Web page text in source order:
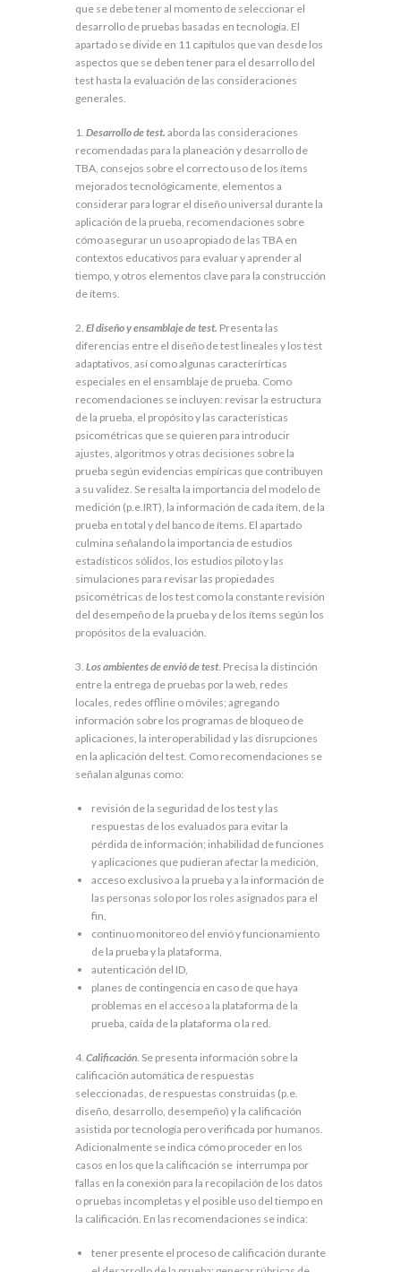
que se debe tener al momento de seleccionar el
desarrollo de pruebas basadas en tecnología. El
apartado se divide en 11 capítulos que van desde los
aspectos que se deben tener para el desarrollo del
test hasta la evaluación de las consideraciones
generales.
1. Desarrollo de test. aborda las consideraciones
recomendadas para la planeación y desarrollo de
TBA, consejos sobre el correcto uso de los ítems
mejorados tecnológicamente, elementos a
considerar para lograr el diseño universal durante la
aplicación de la prueba, recomendaciones sobre
cómo asegurar un uso apropiado de las TBA en
contextos educativos para evaluar y aprender al
tiempo, y otros elementos clave para la construcción
de ítems.
2. El diseño y ensamblaje de test. Presenta las
diferencias entre el diseño de test lineales y los test
adaptativos, así como algunas caracterírticas
especiales en el ensamblaje de prueba. Como
recomendaciones se incluyen: revisar la estructura
de la prueba, el propósito y las características
psicométricas que se quieren para introducir
ajustes, algoritmos y otras decisiones sobre la
prueba según evidencias empíricas que contribuyen
a su validez. Se resalta la importancia del modelo de
medición (p.e.IRT), la información de cada ítem, de la
prueba en total y del banco de ítems. El apartado
culmina señalando la importancia de estudios
estadísticos sólidos, los estudios piloto y las
simulaciones para revisar las propiedades
psicométricas de los test como la constante revisión
del desempeño de la prueba y de los ítems según los
propósitos de la evaluación.
3. Los ambientes de envió de test. Precisa la distinción
entre la entrega de pruebas por la web, redes
locales, redes offline o móviles; agregando
información sobre los programas de bloqueo de
aplicaciones, la interoperabilidad y las disrupciones
en la aplicación del test. Como recomendaciones se
señalan algunas como:
revisión de la seguridad de los test y las
respuestas de los evaluados para evitar la
pérdida de información; inhabilidad de funciones
y aplicaciones que pudieran afectar la medición,
acceso exclusivo a la prueba y a la información de
las personas solo por los roles asignados para el
fin,
continuo monitoreo del envió y funcionamiento
de la prueba y la plataforma,
autenticación del ID,
planes de contingencia en caso de que haya
problemas en el acceso a la plataforma de la
prueba, caída de la plataforma o la red.
4. Calificación . Se presenta información sobre la
calificación automática de respuestas
seleccionadas, de respuestas construidas (p.e.
diseño, desarrollo, desempeño) y la calificación
asistida por tecnología pero verificada por humanos.
Adicionalmente se indica cómo proceder en los
casos en los que la calificación se interrumpa por
fallas en la conexión para la recopilación de los datos
o pruebas incompletas y el posible uso del tiempo en
la calificación. En las recomendaciones se indica:
tener presente el proceso de calificación durante